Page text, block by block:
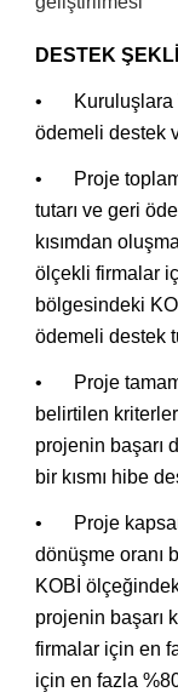
DESTEK
•
Kuruluşlara
ödemeli destek
•
Proje
tutarı ve geri
kısımdan
ölçekli firmalar
bölgesindeki
ödemeli destek
•
Proje
belirtilen
projenin başarı
bir kısmı hibe
•
Proje
dönüşme oranı
KOBİ
projenin başarı
firmalar için en
için en fazla